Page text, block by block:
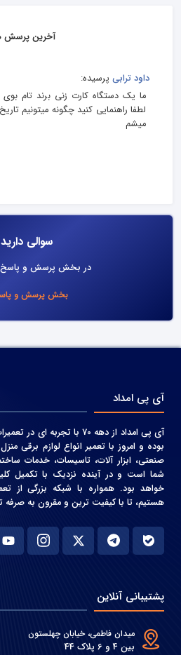
آخرین پرسش
داود ترابی پرسیده:
ما یک دستگاه کارت زنی برند تام
لطفا راهنمایی کنید چگونه میتونیم
میشم
سوالی
در بخش پرسش و پاسخ
بخش پرسش و
آی پی امداد
آی پی امداد از دهه 70 با
بوده و امروز با تعمیر انواع لوازم برقی
صنعتی، ابزار آلات، تاسیسات، خدمات
شما است و در آینده نزدیک با تکمیل
خواهد بود. همواره با شبکه بزرگی از
هستیم، تا با کیفیت ترین و مقرون به صرفه
پشتیبانی آنلاین
میدان فاطمی، خیابان چهلستون
بین 4 و 6 پلاک 44